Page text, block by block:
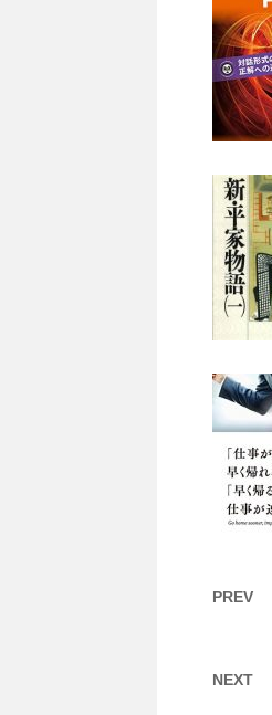
PREV
NEXT